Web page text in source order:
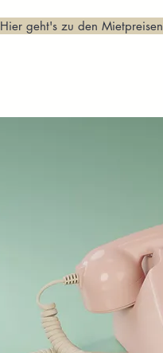
Hier geht's zu den Mietpreisen